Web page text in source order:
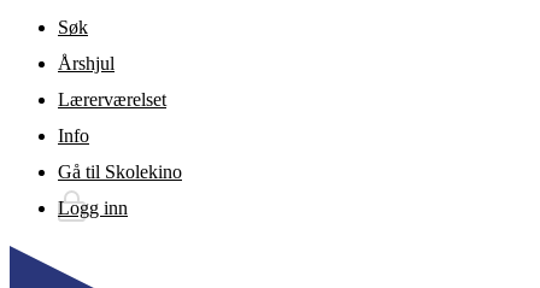
Gå til hovedinnhold
Søk
Årshjul
Lærerværelset
Info
Gå til Skolekino
Logg inn